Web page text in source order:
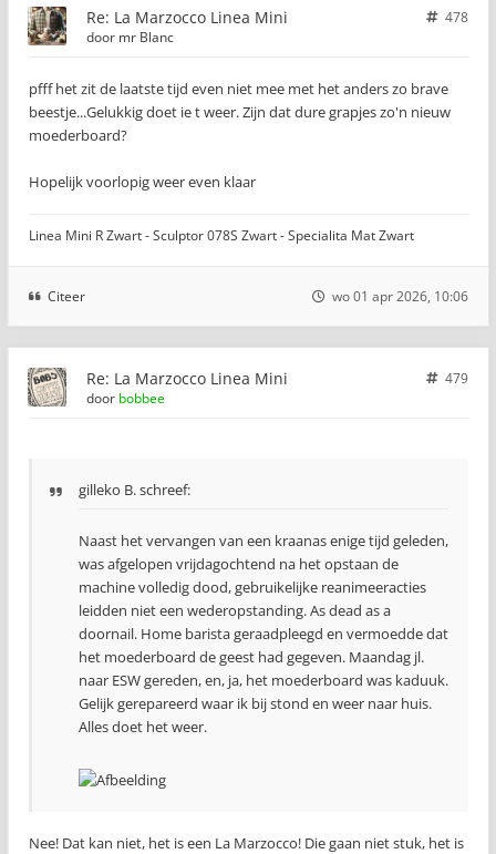
Re: La Marzocco Linea Mini
478
door mr Blanc
pfff het zit de laatste tijd even niet mee met het anders zo brave
beestje...Gelukkig doet ie t weer. Zijn dat dure grapjes zo'n nieuw
moederboard?
Hopelijk voorlopig weer even klaar
Linea Mini R Zwart - Sculptor 078S Zwart - Specialita Mat Zwart
Citeer wo 01 apr 2026, 10:06
Re: La Marzocco Linea Mini
479
door bobbee
gilleko B. schreef:
Naast het vervangen van een kraanas enige tijd geleden,
was afgelopen vrijdagochtend na het opstaan de
machine volledig dood, gebruikelijke reanimeeracties
leidden niet een wederopstanding. As dead as a
doornail. Home barista geraadpleegd en vermoedde dat
het moederboard de geest had gegeven. Maandag jl.
naar ESW gereden, en, ja, het moederboard was kaduuk.
Gelijk gerepareerd waar ik bij stond en weer naar huis.
Alles doet het weer.
Nee! Dat kan niet, het is een La Marzocco! Die gaan niet stuk, het is